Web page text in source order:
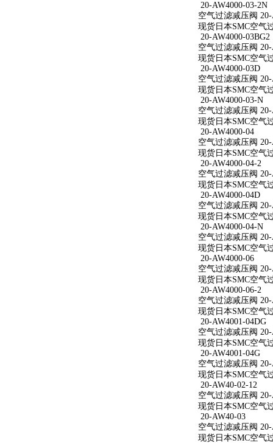
20-AW4000-03-2N
空气过滤减压阀
现货日本SMC空气
20-AW4000-03BG2
空气过滤减压阀 20-
现货日本SMC空气
20-AW4000-03D
空气过滤减压阀 20-
现货日本SMC空气
20-AW4000-03-N
空气过滤减压阀
现货日本SMC空气
20-AW4000-04
空气过滤减压阀 20-
现货日本SMC空气
20-AW4000-04-2
空气过滤减压阀 20-
现货日本SMC空气
20-AW4000-04D
空气过滤减压阀 20-
现货日本SMC空气
20-AW4000-04-N
空气过滤减压阀
现货日本SMC空气
20-AW4000-06
空气过滤减压阀 20-
现货日本SMC空气
20-AW4000-06-2
空气过滤减压阀 20-
现货日本SMC空气
20-AW4001-04DG
空气过滤减压阀 20-
现货日本SMC空气
20-AW4001-04G
空气过滤减压阀 20-
现货日本SMC空气
20-AW40-02-12
空气过滤减压阀 20-
现货日本SMC空气
20-AW40-03
空气过滤减压阀 20-
现货日本SMC空气